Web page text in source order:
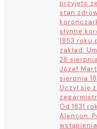
przyjęto
stan
słynne
1853 roku
zakład.
28
Józef
sierpnia
Uczył się
Od 1831
Alençon.